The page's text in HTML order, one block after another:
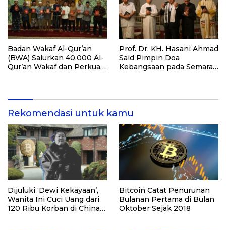
Badan Wakaf Al-Qur’an
(BWA) Salurkan 40.000 Al-
Qur’an Wakaf dan Perkuat
Prof. Dr. KH. Hasani Ahmad
Said Pimpin Doa
Kebangsaan pada Semarak
Rekomendasi untuk kamu
Dijuluki ‘Dewi Kekayaan’,
Wanita Ini Cuci Uang dari
120 Ribu Korban di China
Bitcoin Catat Penurunan
Bulanan Pertama di Bulan
Oktober Sejak 2018